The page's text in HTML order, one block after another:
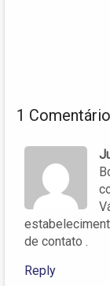
1 Comentário
de contato .
Reply